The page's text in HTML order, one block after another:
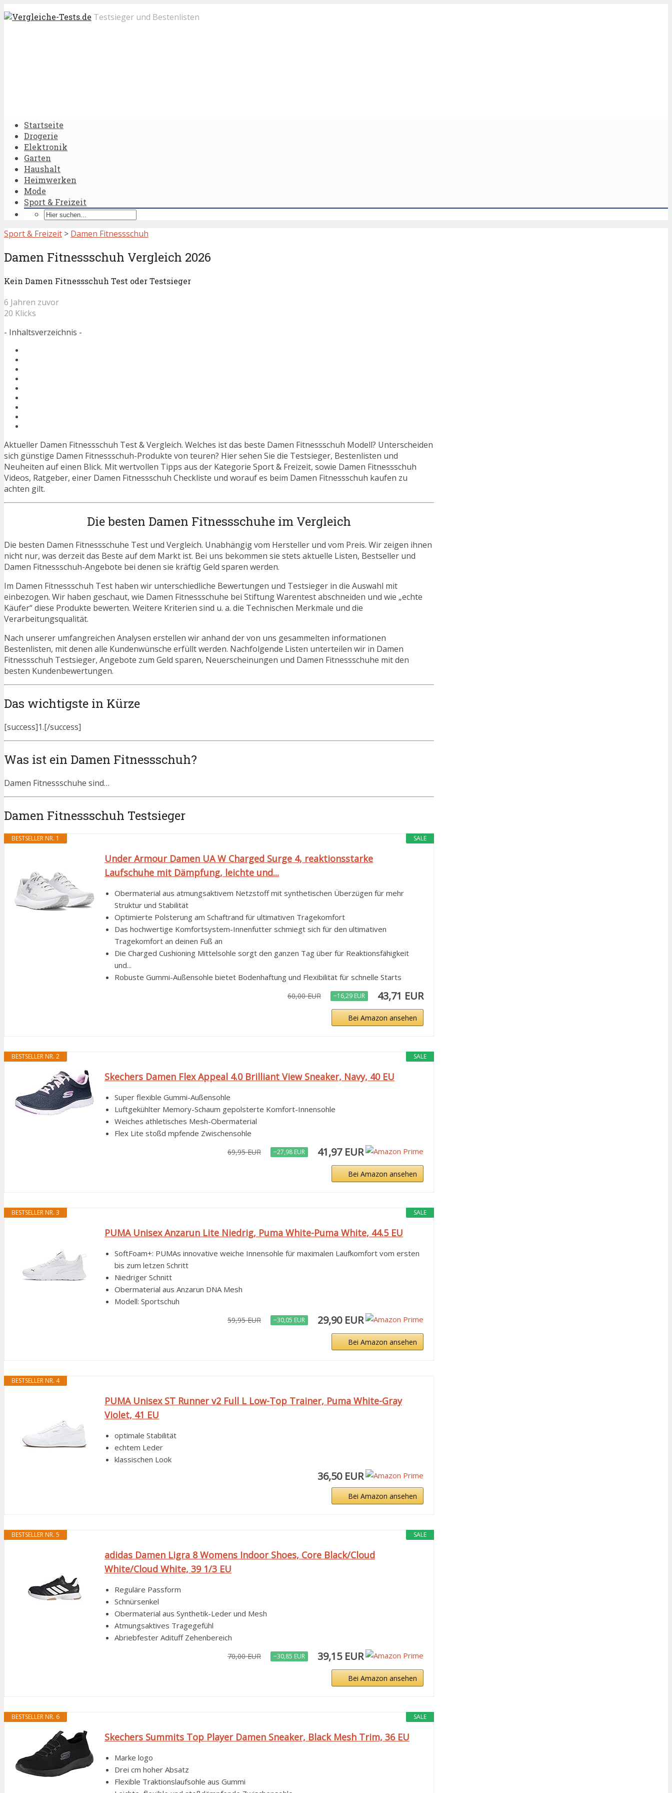
Testsieger und Bestenlisten
Startseite
Drogerie
Elektronik
Garten
Haushalt
Heimwerken
Mode
Sport & Freizeit
Sport & Freizeit > Damen Fitnessschuh
Damen Fitnessschuh Vergleich 2026
Kein Damen Fitnessschuh Test oder Testsieger
6 Jahren zuvor
20 Klicks
- Inhaltsverzeichnis -
Aktueller Damen Fitnessschuh Test & Vergleich. Welches ist das beste Damen Fitnessschuh Modell? Unterscheiden
sich günstige Damen Fitnessschuh-Produkte von teuren? Hier sehen Sie die Testsieger, Bestenlisten und
Neuheiten auf einen Blick. Mit wertvollen Tipps aus der Kategorie Sport & Freizeit, sowie Damen Fitnessschuh
Videos, Ratgeber, einer Damen Fitnessschuh Checkliste und worauf es beim Damen Fitnessschuh kaufen zu
achten gilt.
Die besten Damen Fitnessschuhe im Vergleich
Die besten Damen Fitnessschuhe Test und Vergleich. Unabhängig vom Hersteller und vom Preis. Wir zeigen ihnen
nicht nur, was derzeit das Beste auf dem Markt ist. Bei uns bekommen sie stets aktuelle Listen, Bestseller und
Damen Fitnessschuh-Angebote bei denen sie kräftig Geld sparen werden.
Im Damen Fitnessschuh Test haben wir unterschiedliche Bewertungen und Testsieger in die Auswahl mit
einbezogen. Wir haben geschaut, wie Damen Fitnessschuhe bei Stiftung Warentest abschneiden und wie „echte
Käufer“ diese Produkte bewerten. Weitere Kriterien sind u. a. die Technischen Merkmale und die
Verarbeitungsqualität.
Nach unserer umfangreichen Analysen erstellen wir anhand der von uns gesammelten informationen
Bestenlisten, mit denen alle Kundenwünsche erfüllt werden. Nachfolgende Listen unterteilen wir in Damen
Fitnessschuh Testsieger, Angebote zum Geld sparen, Neuerscheinungen und Damen Fitnessschuhe mit den
besten Kundenbewertungen.
Das wichtigste in Kürze
[success]1.[/success]
Was ist ein Damen Fitnessschuh?
Damen Fitnessschuhe sind…
Damen Fitnessschuh Testsieger
SALE
BESTSELLER NR. 1
Under Armour Damen UA W Charged Surge 4, reaktionsstarke
Laufschuhe mit Dämpfung, leichte und...
Obermaterial aus atmungsaktivem Netzstoff mit synthetischen Überzügen für mehr
Struktur und Stabilität
Optimierte Polsterung am Schaftrand für ultimativen Tragekomfort
Das hochwertige Komfortsystem-Innenfutter schmiegt sich für den ultimativen
Tragekomfort an deinen Fuß an
Die Charged Cushioning Mittelsohle sorgt den ganzen Tag über für Reaktionsfähigkeit
und...
Robuste Gummi-Außensohle bietet Bodenhaftung und Flexibilität für schnelle Starts
60,00 EUR −16,29 EUR 43,71 EUR
Bei Amazon ansehen
SALE
BESTSELLER NR. 2
Skechers Damen Flex Appeal 4.0 Brilliant View Sneaker, Navy, 40 EU
Super flexible Gummi-Außensohle
Luftgekühlter Memory-Schaum gepolsterte Komfort-Innensohle
Weiches athletisches Mesh-Obermaterial
Flex Lite stoßd mpfende Zwischensohle
69,95 EUR −27,98 EUR 41,97 EUR
Bei Amazon ansehen
SALE
BESTSELLER NR. 3
PUMA Unisex Anzarun Lite Niedrig, Puma White-Puma White, 44.5 EU
SoftFoam+: PUMAs innovative weiche Innensohle für maximalen Laufkomfort vom ersten
bis zum letzen Schritt
Niedriger Schnitt
Obermaterial aus Anzarun DNA Mesh
Modell: Sportschuh
59,95 EUR −30,05 EUR 29,90 EUR
Bei Amazon ansehen
BESTSELLER NR. 4
PUMA Unisex ST Runner v2 Full L Low-Top Trainer, Puma White-Gray
Violet, 41 EU
optimale Stabilität
echtem Leder
klassischen Look
36,50 EUR
Bei Amazon ansehen
SALE
BESTSELLER NR. 5
adidas Damen Ligra 8 Womens Indoor Shoes, Core Black/Cloud
White/Cloud White, 39 1/3 EU
Reguläre Passform
Schnürsenkel
Obermaterial aus Synthetik-Leder und Mesh
Atmungsaktives Tragegefühl
Abriebfester Adituff Zehenbereich
70,00 EUR −30,85 EUR 39,15 EUR
Bei Amazon ansehen
SALE
BESTSELLER NR. 6
Skechers Summits Top Player Damen Sneaker, Black Mesh Trim, 36 EU
Marke logo
Drei cm hoher Absatz
Flexible Traktionslaufsohle aus Gummi